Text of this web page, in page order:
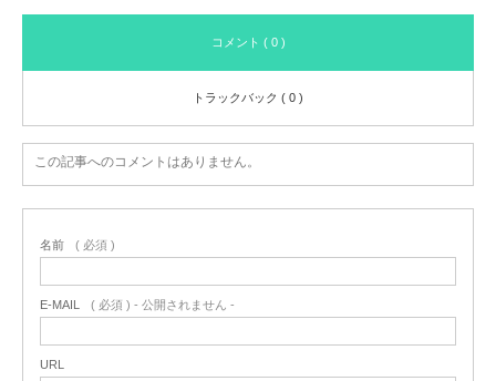
コメント ( 0 )
トラックバック ( 0 )
この記事へのコメントはありません。
名前 ( 必須 )
E-MAIL ( 必須 ) - 公開されません -
URL